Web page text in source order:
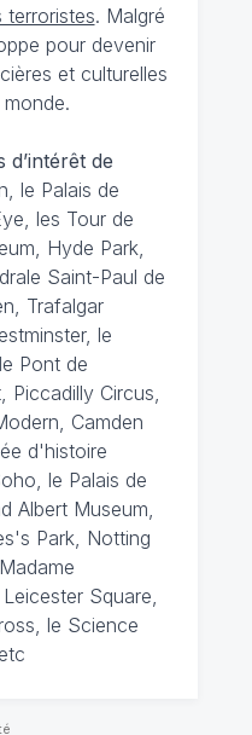
terroristes. Malgré
pour devenir
et culturelles
de
le Palais de
les Tour de
Hyde Park,
Saint-Paul de
Trafalgar
le
Pont de
Piccadilly Circus,
Camden
d'histoire
le Palais de
Albert Museum,
Park, Notting
Square,
le Science